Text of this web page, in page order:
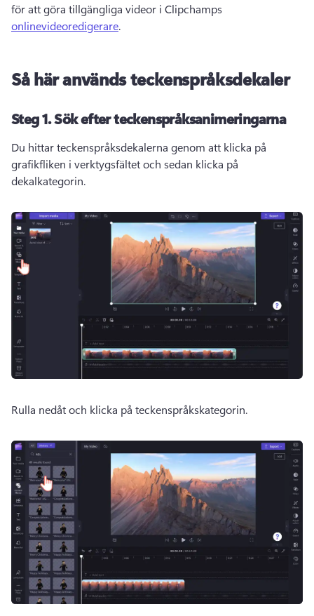
för att göra tillgängliga videor i Clipchamps
onlinevideoredigerare.
Så här används teckenspråksdekaler
Steg 1.Sök efter teckenspråksanimeringarna
Du hittar teckenspråksdekalerna genom att klicka på
grafikfliken i verktygsfältet och sedan klicka på
dekalkategorin.
Rulla nedåt och klicka på teckenspråkskategorin.